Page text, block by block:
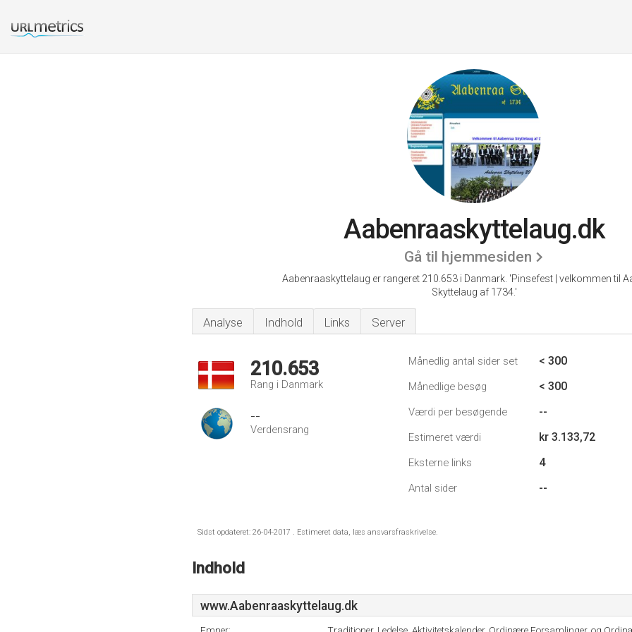
Aabenraaskyttelaug.dk
Gå til hjemmesiden
Aabenraaskyttelaug er rangeret 210.653 i Danmark. 'Pinsefest | velkommen til
Skyttelaug af 1734.'
Analyse Indhold Links Server
210.653
Rang i Danmark
--
Verdensrang
Månedlig antal sider set < 300
Månedlige besøg < 300
Værdi per besøgende --
Estimeret værdi kr 3.133,72
Eksterne links 4
Antal sider --
Sidst opdateret: 26-04-2017 . Estimeret data, læs ansvarsfraskrivelse.
Indhold
www.Aabenraaskyttelaug.dk